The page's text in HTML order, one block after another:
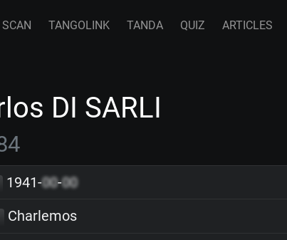
SCAN TANGOLINK TANDA QUIZ ARTICLES
DI SARLI
1941-00-00
Charlemos